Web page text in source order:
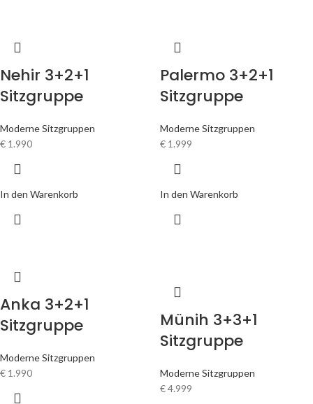
Nehir 3+2+1
Sitzgruppe
Moderne Sitzgruppen
€ 1.990
In den Warenkorb
Palermo 3+2+1
Sitzgruppe
Moderne Sitzgruppen
€ 1.999
In den Warenkorb
Anka 3+2+1
Sitzgruppe
Moderne Sitzgruppen
€ 1.990
Münih 3+3+1
Sitzgruppe
Moderne Sitzgruppen
€4.999